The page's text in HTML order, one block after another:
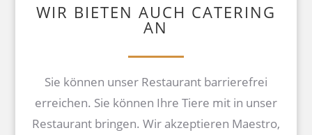
WIR BIETEN AUCH CATERING
AN
Sie können unser Restaurant barrierefrei
erreichen. Sie können Ihre Tiere mit in unser
Restaurant bringen. Wir akzeptieren Maestro,